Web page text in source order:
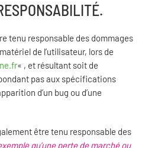
tenu responsable des dommages
de l’utilisateur, lors de
« , et résultant soit de
pas aux spécifications
d’un bug ou d’une
être tenu responsable des
qu’une perte de marché ou